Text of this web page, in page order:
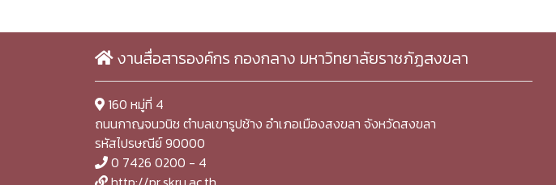
งานสื่อสารองค์กร กองกลาง มหาวิทยาลัยราชภัฏสงขลา
160 หมู่ที่ 4
ถนนกาญจนวนิช ตำบลเขารูปช้าง อำเภอเมืองสงขลา จังหวัดสงขลา
รหัสไปรษณีย์ 90000
0 7426 0200 - 4